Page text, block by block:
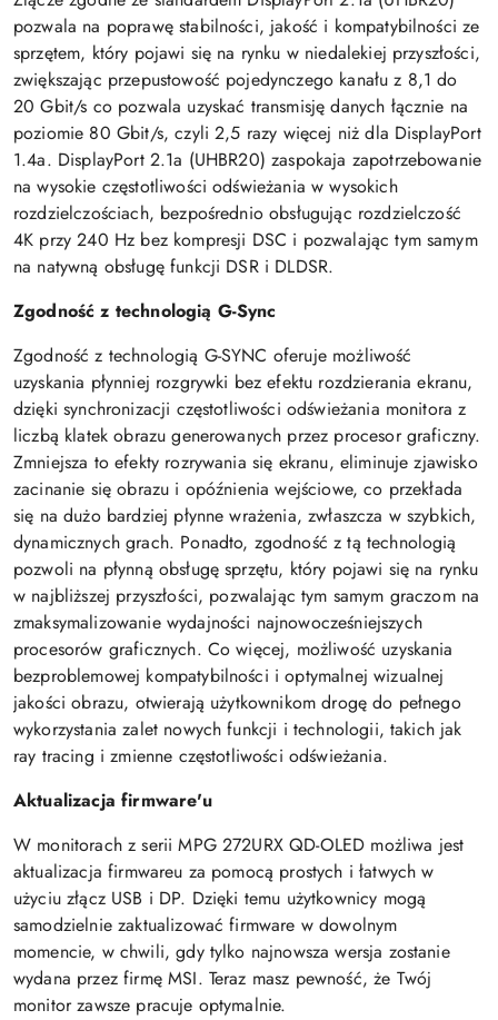
pozwala na poprawę stabilności, jakość i kompatybilności ze
sprzętem, który pojawi się na rynku w niedalekiej przyszłości,
zwiększając przepustowość pojedynczego kanału z 8,1 do
20 Gbit/s co pozwala uzyskać transmisję danych łącznie na
poziomie 80 Gbit/s, czyli 2,5 razy więcej niż dla DisplayPort
1.4a. DisplayPort 2.1a (UHBR20) zaspokaja zapotrzebowanie
na wysokie częstotliwości odświeżania w wysokich
rozdzielczościach, bezpośrednio obsługując rozdzielczość
4K przy 240 Hz bez kompresji DSC i pozwalając tym samym
na natywną obsługę funkcji DSR i DLDSR.
Zgodność z technologią G-Sync
Zgodność z technologią G-SYNC oferuje możliwość
uzyskania płynniej rozgrywki bez efektu rozdzierania ekranu,
dzięki synchronizacji częstotliwości odświeżania monitora z
liczbą klatek obrazu generowanych przez procesor graficzny.
Zmniejsza to efekty rozrywania się ekranu, eliminuje zjawisko
zacinanie się obrazu i opóźnienia wejściowe, co przekłada
się na dużo bardziej płynne wrażenia, zwłaszcza w szybkich,
dynamicznych grach. Ponadto, zgodność z tą technologią
pozwoli na płynną obsługę sprzętu, który pojawi się na rynku
w najbliższej przyszłości, pozwalając tym samym graczom na
zmaksymalizowanie wydajności najnowocześniejszych
procesorów graficznych. Co więcej, możliwość uzyskania
bezproblemowej kompatybilności i optymalnej wizualnej
jakości obrazu, otwierają użytkownikom drogę do pełnego
wykorzystania zalet nowych funkcji i technologii, takich jak
ray tracing i zmienne częstotliwości odświeżania.
Aktualizacja firmware'u
W monitorach z serii MPG 272URX QD-OLED możliwa jest
aktualizacja firmwareu za pomocą prostych i łatwych w
użyciu złącz USB i DP. Dzięki temu użytkownicy mogą
samodzielnie zaktualizować firmware w dowolnym
momencie, w chwili, gdy tylko najnowsza wersja zostanie
wydana przez firmę MSI. Teraz masz pewność, że Twój
monitor zawsze pracuje optymalnie.